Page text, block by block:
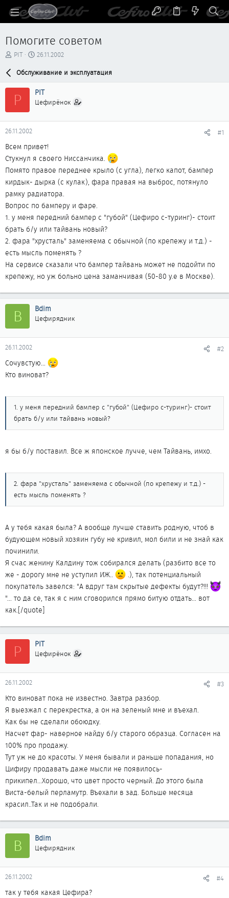
Помогите советом
А
р
т
м
ы
PIT
Д
т
н
а
а
26.11.2002
Обслуживание и эксплуатация
P PIT
Цефирёнок
26.11.2002 #1
Всем привет!
Стукнул я своего Ниссанчика.
Помято правое переднее крыло (с угла), легко капот, бампер
кирдык- дырка (с кулак), фара правая на выброс, потянуло
рамку радиатора.
Вопрос по бамперу и фаре.
1. у меня передний бампер с "губой" (Цефиро с-туринг)- стоит
брать б/у или тайвань новый?
2. фара "хрусталь" заменяема с обычной (по крепежу и т.д.) -
есть мысль поменять ?
На сервисе сказали что бампер тайвань может не подойти по
крепежу, но уж больно цена заманчивая (50-80 у.е в Москве).
B Bdim
Цефирядник
26.11.2002 #2
Сочувстую...
Кто виноват?
1. у меня передний бампер с "губой" (Цефиро с-туринг)- стоит
брать б/у или тайвань новый?
я бы б/у поставил. Все ж японское лучче, чем Тайвань, имхо.
2. фара "хрусталь" заменяема с обычной (по крепежу и т.д.) -
есть мысль поменять ?
А у тебя какая была? А вообще лучше ставить родную, чтоб в
будующем новый хозяин губу не кривил, мол били и не знай как
починили.
Я счас женину Калдину тож собирался делать (разбито все то
же - дорогу мне не уступил ИЖ..
.), так потенциальный
покупатель завелся: "А вдруг там скрытые дефекты будут?!!!
"... то да се, так я с ним сговорился прямо битую отдать... вот
как.[/quote]
P PIT
Цефирёнок
26.11.2002 #3
Кто виноват пока не известно. Завтра разбор.
Я выезжал с перекрестка, а он на зеленый мне и въехал.
Как бы не сделали обоюдку.
Насчет фар- наверное найду б/у старого образца. Согласен на
100% про продажу.
Тут уж не до красоты. У меня бывали и раньше попадания, но
Цифиру продавать даже мысли не появилось-
прикипел...Хорошо, что цвет просто черный. До этого была
Виста-белый перламутр. Въехали в зад. Больше месяца
красил..Так и не подобрали.
B Bdim
Цефирядник
26.11.2002 #4
так у тебя какая Цефира?